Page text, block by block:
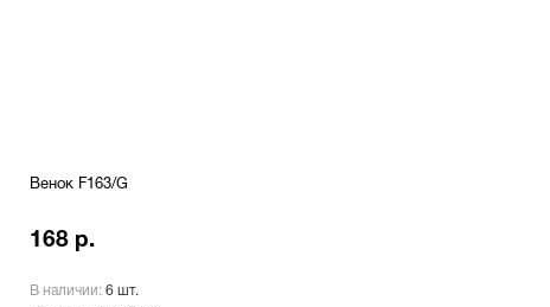
Венок F163/G
168 р.
В наличии: 6 шт.